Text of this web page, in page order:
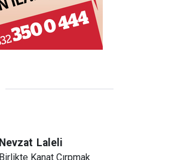
Nevzat Laleli
Birlikte Kanat Çırpmak